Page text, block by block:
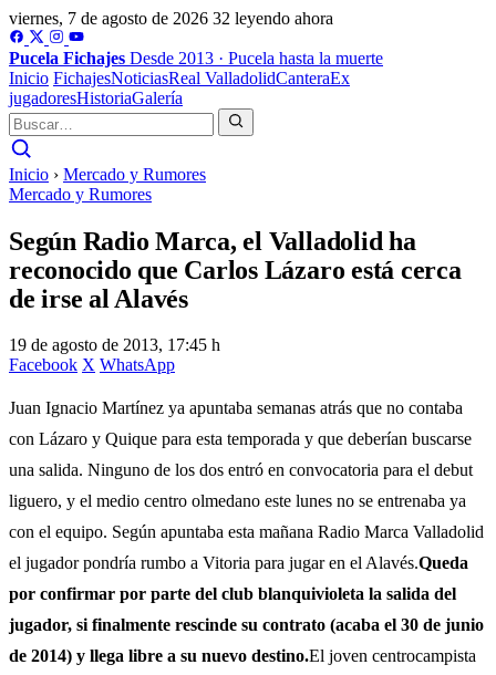
viernes, 7 de agosto de 2026 32 leyendo ahora
Pucela Fichajes Desde 2013 · Pucela hasta la muerte
Inicio FichajesNoticiasReal ValladolidCanteraEx
jugadoresHistoriaGalería
Inicio › Mercado y Rumores
Mercado y Rumores
Según Radio Marca, el Valladolid ha
reconocido que Carlos Lázaro está cerca
de irse al Alavés
19 de agosto de 2013, 17:45 h
Facebook X WhatsApp
Juan Ignacio Martínez ya apuntaba semanas atrás que no contaba
con Lázaro y Quique para esta temporada y que deberían buscarse
una salida. Ninguno de los dos entró en convocatoria para el debut
liguero, y el medio centro olmedano este lunes no se entrenaba ya
con el equipo. Según apuntaba esta mañana Radio Marca Valladolid
el jugador pondría rumbo a Vitoria para jugar en el Alavés.Queda
por confirmar por parte del club blanquivioleta la salida del
jugador, si finalmente rescinde su contrato (acaba el 30 de junio
de 2014) y llega libre a su nuevo destino.El joven centrocampista